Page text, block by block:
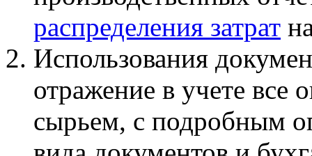
распределения затрат
Использования
отражение в учете все
сырьем, с подробным